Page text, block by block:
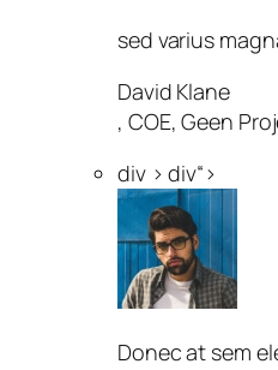
sed varius
David Klane
, COE, Geen
div > div“>
Donec at sem